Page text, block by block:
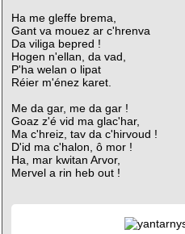
Ha me gleffe brema,
Gant va mouez ar c'hrenva
Da viliga bepred !
Hogen n'ellan, da vad,
P'ha welan o lipat
Réier m'énez karet.
Me da gar, me da gar !
Goaz z'é vid ma glac'har,
Ma c'hreiz, tav da c'hirvoud !
D'id ma c'halon, ô mor !
Ha, mar kwitan Arvor,
Mervel a rin heb out !